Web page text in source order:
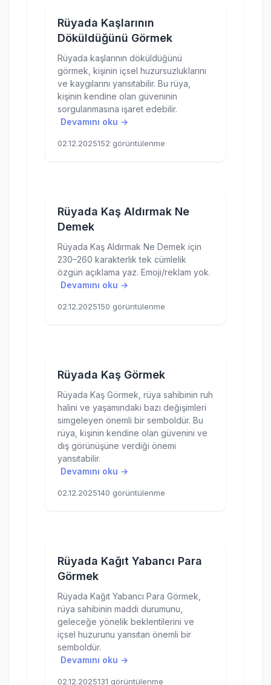
Rüyada Kaşlarının
Döküldüğünü Görmek
Rüyada kaşlarının döküldüğünü
görmek, kişinin içsel huzursuzluklarını
ve kaygılarını yansıtabilir. Bu rüya,
kişinin kendine olan güveninin
sorgulanmasına işaret edebilir.
Devamını oku →
02.12.2025152 görüntülenme
Rüyada Kaş Aldırmak Ne
Demek
Rüyada Kaş Aldırmak Ne Demek için
230–260 karakterlik tek cümlelik
özgün açıklama yaz. Emoji/reklam yok.
Devamını oku →
02.12.2025150 görüntülenme
Rüyada Kaş Görmek
Rüyada Kaş Görmek, rüya sahibinin ruh
halini ve yaşamındaki bazı değişimleri
simgeleyen önemli bir semboldür. Bu
rüya, kişinin kendine olan güvenini ve
dış görünüşüne verdiği önemi
yansıtabilir.
Devamını oku →
02.12.2025140 görüntülenme
Rüyada Kağıt Yabancı Para
Görmek
Rüyada Kağıt Yabancı Para Görmek,
rüya sahibinin maddi durumunu,
geleceğe yönelik beklentilerini ve
içsel huzurunu yansıtan önemli bir
semboldür.
Devamını oku →
02.12.2025131 görüntülenme